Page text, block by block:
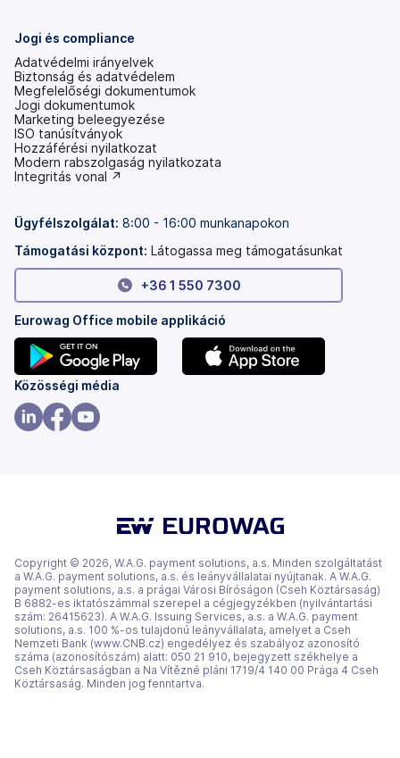
Jogi és compliance
Adatvédelmi irányelvek
Biztonság és adatvédelem
Megfelelőségi dokumentumok
Jogi dokumentumok
Marketing beleegyezése
ISO tanúsítványok
Hozzáférési nyilatkozat
(új
lapon
Modern rabszolgaság nyilatkozata
(új
meg)
Integritás vonal ↗
Ügyfélszolgálat: 8:00 - 16:00 munkanapokon
Támogatási központ: Látogassa meg támogatásunkat
+36 1 550 7300
Eurowag Office mobile applikáció
(új
lapon
nyílik
Közösségi média
Copyright © 2026, W.A.G. payment solutions, a.s. Minden szolgáltatást
a W.A.G. payment solutions, a.s. és leányvállalatai nyújtanak. A W.A.G.
payment solutions, a.s. a prágai Városi Bíróságon (Cseh Köztársaság)
B 6882-es iktatószámmal szerepel a cégjegyzékben (nyilvántartási
szám: 26415623). A W.A.G. Issuing Services, a.s. a W.A.G. payment
solutions, a.s. 100 %-os tulajdonú leányvállalata, amelyet a Cseh
Nemzeti Bank (www.CNB.cz) engedélyez és szabályoz azonosító
száma (azonosítószám) alatt: 050 21 910, bejegyzett székhelye a
Cseh Köztársaságban a Na Vítězné pláni 1719/4 140 00 Prága 4 Cseh
Köztársaság. Minden jog fenntartva.